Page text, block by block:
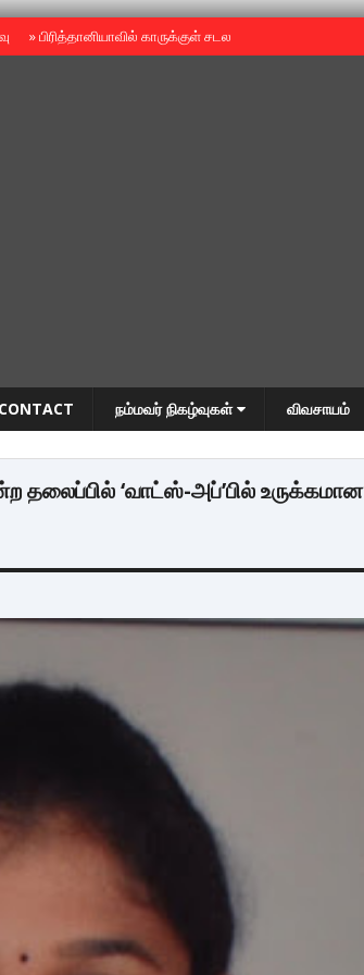
»பிரித்தானியாவில் காருக்குள் சடலம் -தமிழருடையதா ?
CONTACT நம்மவர் நிகழ்வுகள் விவசாயம்
தலைப்பில் ‘வாட்ஸ்-அப்’பில் உருக்கமான